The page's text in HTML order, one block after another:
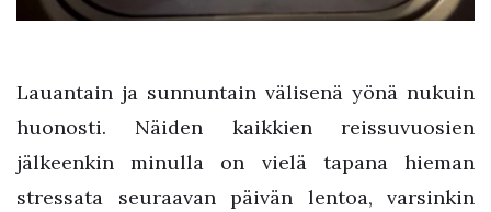
Lauantain ja sunnuntain välisenä yönä nukuin
huonosti. Näiden kaikkien reissuvuosien
jälkeenkin minulla on vielä tapana hieman
stressata seuraavan päivän lentoa, varsinkin